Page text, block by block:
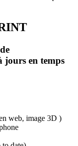
jours en temps
web, image 3D )